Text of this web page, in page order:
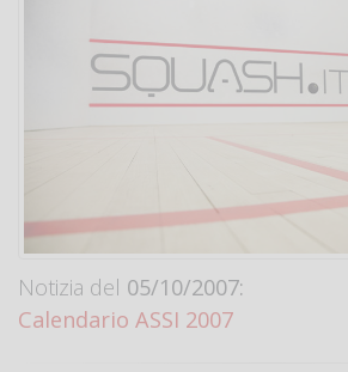
Notizia del 05/10/2007:
Calendario ASSI 2007